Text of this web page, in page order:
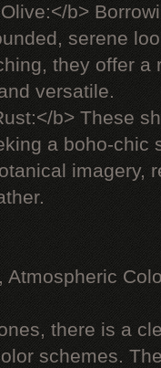
b>
serene
they offer a
versatile.
b> These
a boho-chic
imagery,
Atmospheric
there is a
schemes.